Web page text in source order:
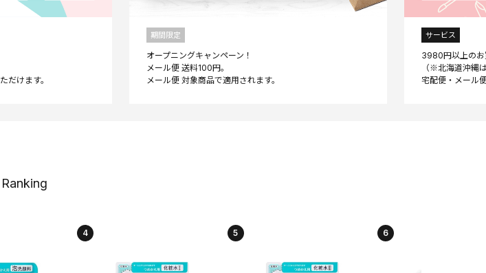
期間限定
オープニングキャンペーン！
メール便 送料100円。
サービス
3980円以上のお
（※北海道沖縄
Ranking
4 5 6